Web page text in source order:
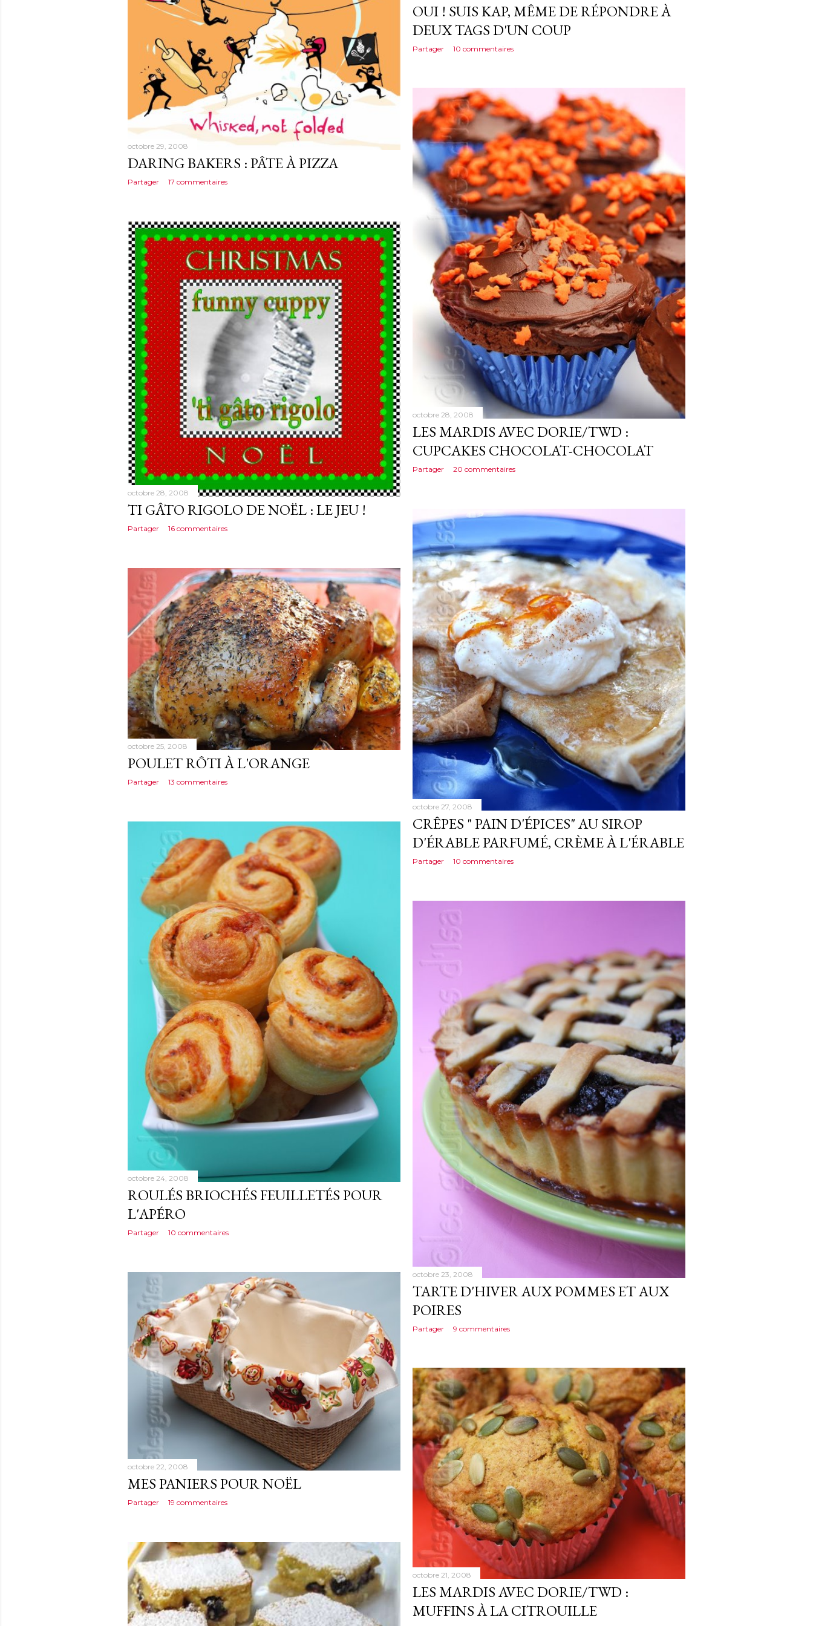
OUI ! SUIS KAP, MÊME DE RÉPONDRE À
DEUX TAGS D'UN COUP
Partager 10 commentaires
octobre 29, 2008
DARING BAKERS : PÂTE À PIZZA
Partager 17 commentaires
octobre 28, 2008
LES MARDIS AVEC DORIE/TWD :
CUPCAKES CHOCOLAT-CHOCOLAT
Partager 20 commentaires
octobre 28, 2008
TI GÂTO RIGOLO DE NOËL : LE JEU !
Partager 16 commentaires
octobre 27, 2008
CRÊPES " PAIN D'ÉPICES" AU SIROP
D'ÉRABLE PARFUMÉ, CRÈME À L'ÉRABLE
Partager 10 commentaires
octobre 25, 2008
POULET RÔTI À L'ORANGE
Partager 13 commentaires
octobre 24, 2008
ROULÉS BRIOCHÉS FEUILLETÉS POUR
L'APÉRO
Partager 10 commentaires
octobre 23, 2008
TARTE D'HIVER AUX POMMES ET AUX
POIRES
Partager 9 commentaires
octobre 22, 2008
MES PANIERS POUR NOËL
Partager 19 commentaires
octobre 21, 2008
LES MARDIS AVEC DORIE/TWD :
MUFFINS À LA CITROUILLE